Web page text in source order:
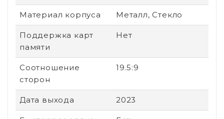
Материал корпуса Металл, Стекло
Поддержка карт
памяти
Нет
Соотношение
сторон
19.5:9
Дата выхода 2023